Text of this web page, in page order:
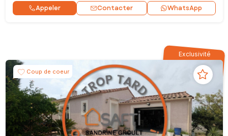
Appeler Contacter WhatsApp
Exclusivité
Coup de coeur